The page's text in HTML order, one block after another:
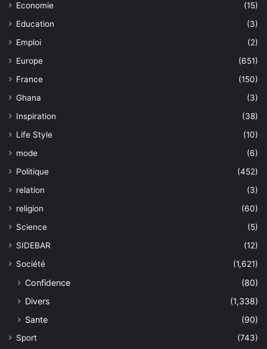
Economie
(15)
Education
(3)
Emploi
(2)
Europe
(651)
France
(150)
Ghana
(3)
Inspiration
(38)
Life Style
(10)
mode
(6)
Politique
(452)
relation
(3)
religion
(60)
Science
(5)
SIDEBAR
(12)
Société
(1,621)
Confidence
(80)
Divers
(1,338)
Sante
(90)
Sport
(743)